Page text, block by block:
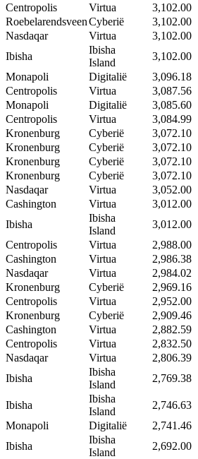
Centropolis Virtua
3,102.00
RoebelarendsveenCyberië
3,102.00
Nasdaqar Virtua
3,102.00
Ibisha
Ibisha
Island
3,102.00
Monapoli Digitalië
3,096.18
Centropolis Virtua
3,087.56
Monapoli Digitalië
3,085.60
Centropolis Virtua
3,084.99
Kronenburg Cyberië
3,072.10
Kronenburg Cyberië
3,072.10
Kronenburg Cyberië
3,072.10
Kronenburg Cyberië
3,072.10
Nasdaqar Virtua
3,052.00
Cashington Virtua
3,012.00
Ibisha
Ibisha
Island
3,012.00
Centropolis Virtua
2,988.00
Cashington Virtua
2,986.38
Nasdaqar Virtua
2,984.02
Kronenburg Cyberië
2,969.16
Centropolis Virtua
2,952.00
Kronenburg Cyberië
2,909.46
Cashington Virtua
2,882.59
Centropolis Virtua
2,832.50
Nasdaqar Virtua
2,806.39
Ibisha
Ibisha
Island
2,769.38
Ibisha
Ibisha
Island
2,746.63
Monapoli Digitalië
2,741.46
Ibisha
Ibisha
Island
2,692.00